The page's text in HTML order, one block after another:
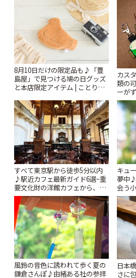
8月10日だけの限定品も♪「豊
島屋」で見つける鳩の日グッズ
と本店限定アイテム | ことりっ
カス
類の
ーが
「
ぷ
すべて東京駅から徒歩5分以内
♪駅近カフェ最新ガイド6選~重
要文化財の洋館カフェから、改
札すぐのレトロ喫茶まで~ | こと
りっぷ
キュ
夢中
会う
風鈴の音色に誘われて歩く夏の
鎌倉さんぽ♪由緒ある社の参拝
日本
さに